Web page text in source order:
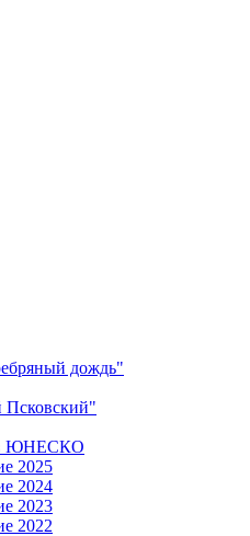
дождь"
Псковский"
в ЮНЕСКО
2025
2024
2023
2022